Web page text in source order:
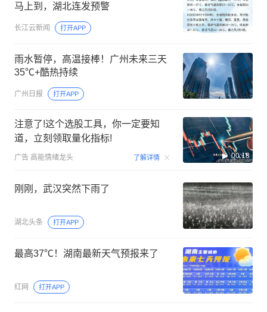
马上到，湖北连发预警
长江云新闻 打开APP
雨水暂停，高温接棒！广州未来三天
35℃+酷热持续
广州日报 打开APP
注意了!这个选股工具，你一定要知
道，立刻领取量化指标!
广告 高能情绪龙头 了解详情 00:18
刚刚，武汉突然下雨了
湖北头条 打开APP
最高37℃！湖南最新天气预报来了
红网 打开APP